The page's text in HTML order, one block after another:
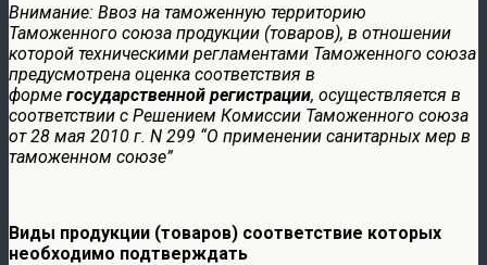
Внимание: Ввоз на таможенную территорию
Таможенного союза продукции (товаров), в отношении
которой техническими регламентами Таможенного союза
предусмотрена оценка соответствия в
форме государственной регистрации, осуществляется в
соответствии с Решением Комиссии Таможенного союза
от 28 мая 2010 г. N 299 “О применении санитарных мер в
таможенном союзе”
Виды продукции (товаров) соответствие которых
необходимо подтверждать